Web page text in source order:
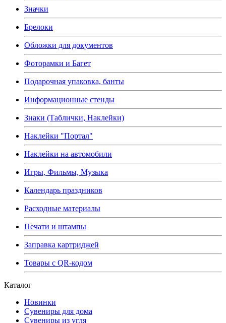
Значки
Брелоки
Обложки для документов
Фоторамки и Багет
Подарочная упаковка, банты
Информационные стенды
Знаки (Таблички, Наклейки)
Наклейки "Портал"
Наклейки на автомобили
Игры, Фильмы, Музыка
Календарь праздников
Расходные материалы
Печати и штампы
Заправка картриджей
Товары с QR-кодом
Каталог
Новинки
Сувениры для дома
Сувениры из угля